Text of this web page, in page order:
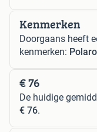
Kenmerken
Doorgaans heeft
kenmerken:
€ 76
De huidige
€ 76.